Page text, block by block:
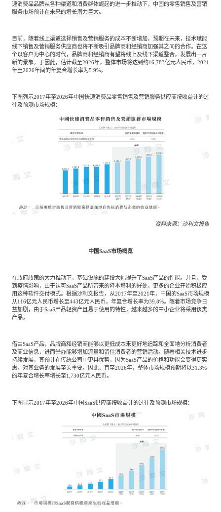
速消费品品牌从各种渠道和消费群体崛起的进一步推动下，中国的零售销售及营销
服务市场预计在未来的增长潜力巨大。
目前，随着线上渠道选择销售及营销服务的成本不断增加，预期在未来，技术赋能
线下销售及营销服务供应商也将不断吸引品牌商和经销商加强其之间的合作。在这
个以客户为中心的时代，品牌商和经销商有望将线上及线下渠道整合，发展出一片
新的景象。于因此，估计截至2026年，整体市场将达到约16,783亿元人民币，2021
年至2026年间的年复合增长率为5.9%。
下图列示2017年至2026年中国快速消费品零售销售及营销服务供应商按收益计的过
往及预测市场规模：
资料来源：沙利文报告
中国SaaS市场概览
在政府政策的大力推动下，基础设施的建设大幅提升了SaaS产品的性能。并且，受
到疫情影响，由于认可SaaS产品所带来的降本增利的好处，更多的企业开始积极应
用这种软件交付模式。根据沙利文报告，从2017年至2021年，中国的SaaS市场规模
从116亿元人民币增长至443亿元人民币，年复合增长率为39.8%。随着市场竞争日
益加剧，由于SaaS产品轻资产且易于使用的特性，越来越多的中小企业将采用该类
产品。
借由SaaS产品，品牌商和经销商能够以更低成本来更好地追踪和全面地分析消费者
及商业信息，进而举办能够增加流量和留住消费者的营销活动。随著相关技术进步
持续发展，其预计在传统公司中更具优势，因为SaaS产品的价格和功能会变得更实
惠，对其业务的发展至关重要。因此，直至2026年，整体市场规模预期将以31.3%
的年复合增长率增长至1,730亿元人民币。
下图显示2017年至2026年中国SaaS供应商按收益计的过往及预测市场规模：